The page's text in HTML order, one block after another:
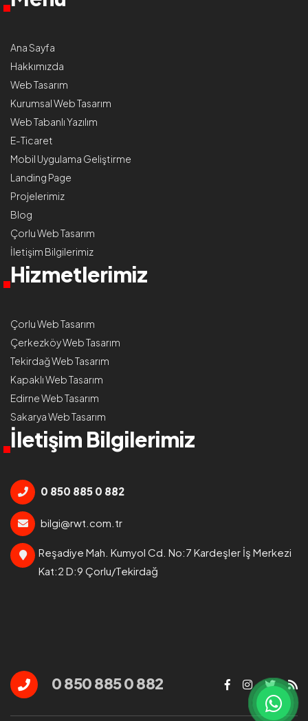
Ana Sayfa
Hakkımızda
Web Tasarım
Kurumsal Web Tasarım
Web Tabanlı Yazılım
E-Ticaret
Mobil Uygulama Geliştirme
Landing Page
Projelerimiz
Blog
Çorlu Web Tasarım
İletişim Bilgilerimiz
Hizmetlerimiz
Çorlu Web Tasarım
Çerkezköy Web Tasarım
Tekirdağ Web Tasarım
Kapaklı Web Tasarım
Edirne Web Tasarım
Sakarya Web Tasarım
İletişim Bilgilerimiz
0 850 885 0 882
bilgi@rwt.com.tr
Reşadiye Mah. Kumyol Cd. No:7 Kardeşler İş Merkezi
Kat:2 D:9 Çorlu/Tekirdağ
0 850 885 0 882